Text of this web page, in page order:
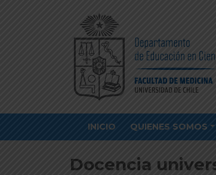
INICIO QUIENES SOMOS
Docencia